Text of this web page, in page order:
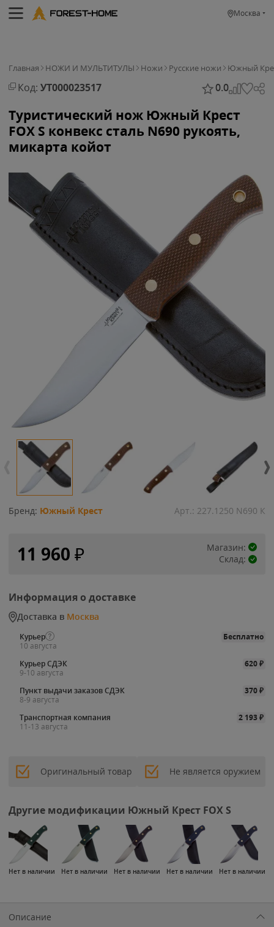
Москва
Главная НОЖИ И МУЛЬТИТУЛЫ Ножи Русские ножи Южный
Код: УТ000023517 0.0
Туристический нож Южный Крест
FOX S конвекс сталь N690 рукоять,
микарта койот
Бренд: Южный Крест Арт.: 227.1250 N690 К
11 960 ₽
Магазин:
Склад:
Информация о доставке
Доставка в Москва
Курьер
Бесплатно
10 августа
Курьер СДЭК
620₽
9-10 августа
Пункт выдачи заказов СДЭК
370₽
8-9 августа
Транспортная компания
2 193₽
11-13 августа
Оригинальный товар Не является оружием
Другие модификации Южный Крест FOX S
Нет в наличии Нет в наличии Нет в наличии Нет в наличии Нет в наличии
Описание